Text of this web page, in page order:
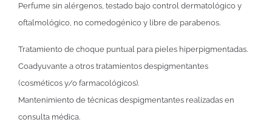
Perfume sin alérgenos, testado bajo control dermatológico y
oftalmológico, no comedogénico y libre de parabenos.
Tratamiento de choque puntual para pieles hiperpigmentadas.
Coadyuvante a otros tratamientos despigmentantes
(cosméticos y/o farmacológicos).
Mantenimiento de técnicas despigmentantes realizadas en
consulta médica.